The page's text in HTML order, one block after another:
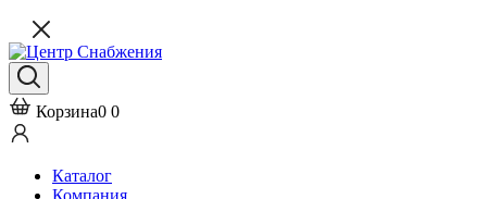
Корзина0 0
Каталог
Компания